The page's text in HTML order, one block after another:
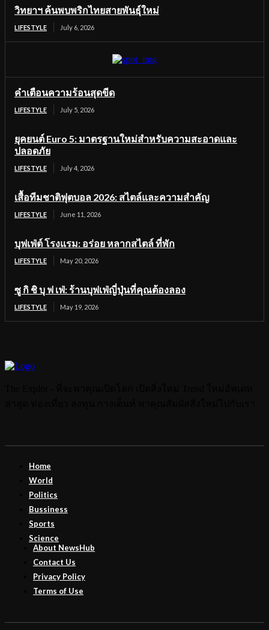
วิทยาฯ ค้นพบพริกไทยสายพันธุ์ใหม่
LIFESTYLE July 6, 2026
คำเตือนความร้อนสุดขีด
LIFESTYLE July 5, 2026
ยุคยนต์ Euro 5: มาตรฐานใหม่สำหรับความสะอาดและ
ปลอดภัย
LIFESTYLE July 4, 2026
เสื้อทีมชาติฟุตบอล 2026: สไตล์และความสำคัญ
LIFESTYLE June 11, 2026
บุฟเฟ่ต์ โรงแรม: อร่อย หลากสไตล์ ที่พัก
LIFESTYLE May 20, 2026
ซู กิ ชิ บุ ฟ เฟ่: ร้านบุฟเฟ่ญี่ปุ่นที่คุณต้องลอง
LIFESTYLE May 19, 2026
Home
World
Politics
Bussiness
Sports
Science
About NewsHub
Contact Us
Privacy Policy
Terms of Use